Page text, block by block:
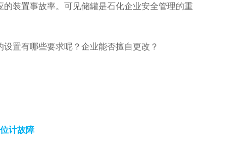
装置事故率。可见储罐是石化企业安全管理的重
置有哪些要求呢？企业能否擅自更改？
计故障